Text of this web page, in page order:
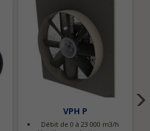
VPH P
Débit de 0 à 23 000 m3/h